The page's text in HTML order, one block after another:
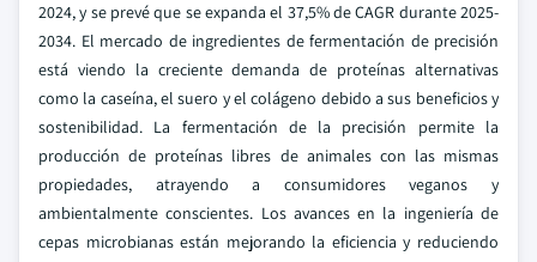
2024, y se prevé que se expanda el 37,5% de CAGR durante 2025-
2034. El mercado de ingredientes de fermentación de precisión
está viendo la creciente demanda de proteínas alternativas
como la caseína, el suero y el colágeno debido a sus beneficios y
sostenibilidad. La fermentación de la precisión permite la
producción de proteínas libres de animales con las mismas
propiedades, atrayendo a consumidores veganos y
ambientalmente conscientes. Los avances en la ingeniería de
cepas microbianas están mejorando la eficiencia y reduciendo